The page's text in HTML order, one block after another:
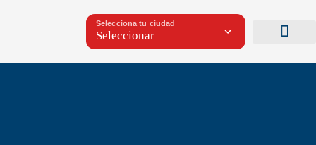
Selecciona tu ciudad